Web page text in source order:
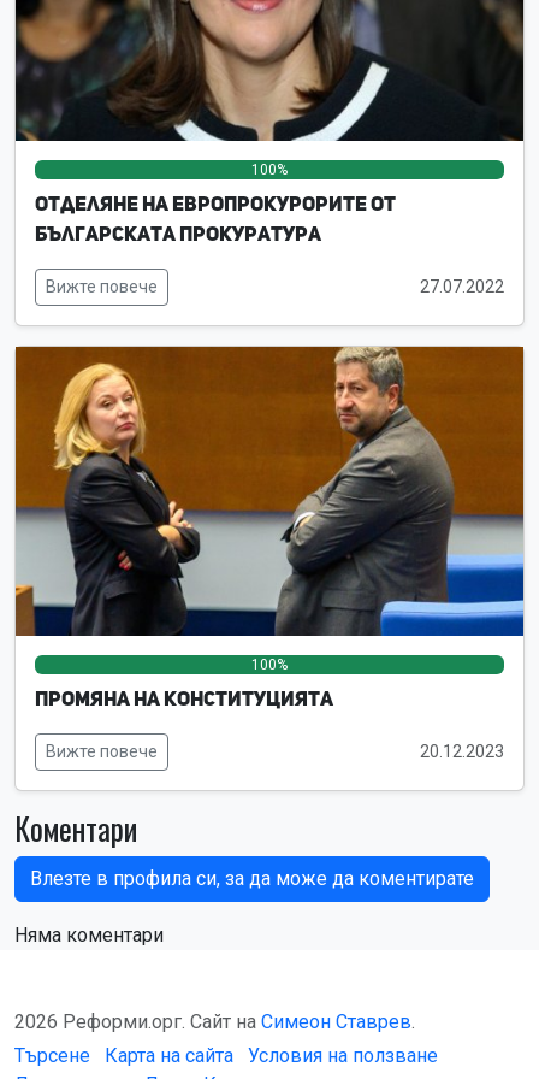
100%
Отделяне на европрокурорите от
българската прокуратура
Вижте повече 27.07.2022
100%
Промяна на Конституцията
Вижте повече 20.12.2023
Коментари
Влезте в профила си, за да може да коментирате
Няма коментари
2026 Реформи.орг. Сайт на Симеон Ставрев.
Търсене
Карта на сайта
Условия на ползване